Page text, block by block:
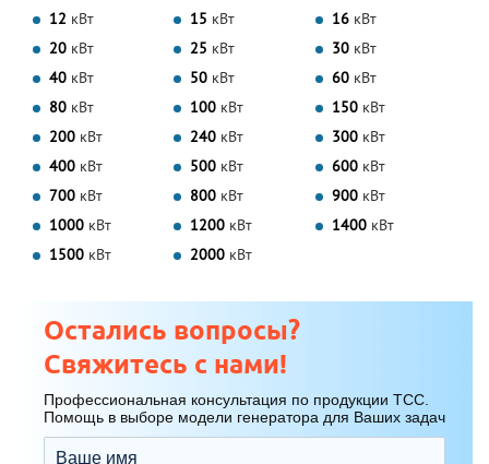
12 кВт 15 кВт 16 кВт
20 кВт 25 кВт 30 кВт
40 кВт 50 кВт 60 кВт
80 кВт 100 кВт 150 кВт
200 кВт 240 кВт 300 кВт
400 кВт 500 кВт 600 кВт
700 кВт 800 кВт 900 кВт
1000 кВт 1200 кВт 1400 кВт
1500 кВт 2000 кВт
Остались вопросы?
Свяжитесь с нами!
Профессиональная консультация по продукции ТСС.
Помощь в выборе модели генератора для Ваших задач